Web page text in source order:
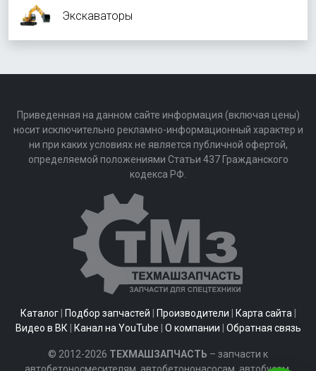
Экскаваторы
Приведенная на данном сайте информация (включая цены)
носит исключительно рекламно-информационный характер и
ни при каких условиях не является публичной офертой,
определяемой положениями Статьи 437 Гражданского
кодекса РФ.
Каталог| Подбор запчастей Производители Карта сайта|
Видео в ВК| Канал на YouTube О компании Обратная связь
© 2012-2026 ТЕХМАШЗАПЧАСТЬ – запчасти к